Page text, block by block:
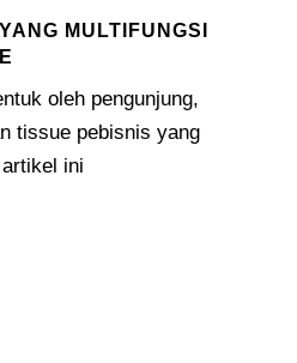
MULTIFUNGSI
oleh pengunjung,
tissue pebisnis yang
ini